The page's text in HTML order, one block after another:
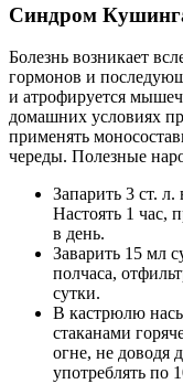
Синдром
Болезнь возникает
гормонов и
и атрофируется
домашних условиях
применять
череды. Полезные
Запарить 3 ст.
Настоять 1 час,
в день.
Заварить 15 мл
полчаса,
сутки.
В кастрюлю
стаканами
огне, не доводя
употреблять по